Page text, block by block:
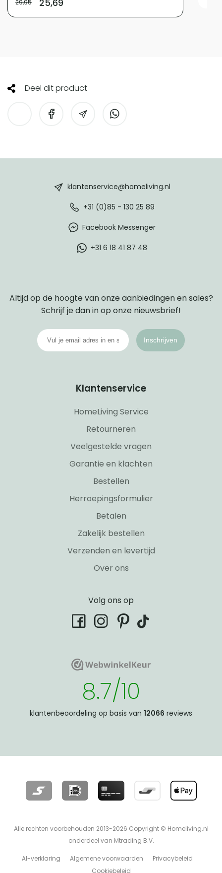
29,95 25,69
Deel dit product
klantenservice@homeliving.nl
+31 (0)85 - 130 25 89
Facebook Messenger
+31 6 18 41 87 48
Altijd op de hoogte van onze aanbiedingen en sales?
Schrijf je dan in op onze nieuwsbrief!
Inschrijven
Klantenservice
HomeLiving Service
Retourneren
Veelgestelde vragen
Garantie en klachten
Bestellen
Herroepingsformulier
Betalen
Zakelijk bestellen
Verzenden en levertijd
Over ons
Volg ons op
facebookinstagram
pinterest
tiktok
WebwinkelKeurWebwinkelKeur
8.7/10
klantenbeoordeling op basis van 12066 reviews
Alle rechten voorbehouden 2013-2026 Copyright © Homeliving.nl
onderdeel van Mtrading B.V.
AI-verklaring Algemene voorwaarden
Privacybeleid
Cookiebeleid